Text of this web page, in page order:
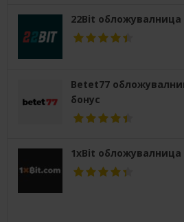
22Bit обложувалница
Betet77
бонус
1xBit обложувалница